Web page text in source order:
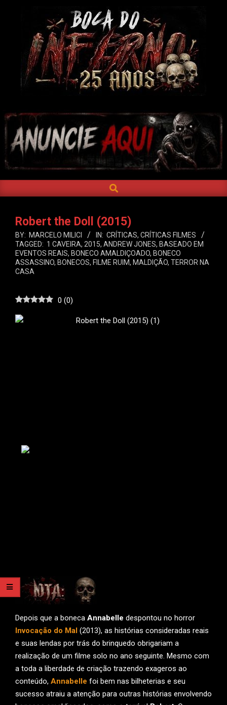
DO
INFERNO
Navigation
SEARCH
Robert the Doll (2015)
BY: MARCELO MILICI IN: CRÍTICAS, CRÍTICAS FILMES
TAGGED: 1 CAVEIRA, 2015, ANDREW JONES, BASEADO EM
EVENTOS REAIS, BONECO AMALDIÇOADO, BONECO
ASSASSINO, BONECOS, FILME RUIM, MALDIÇÃO, TERROR NA
CASA
0 (0)
Depois que a boneca Annabelle despontou no horror
Invocação do Mal (2013), as histórias consideradas reais
e suas lendas por trás do brinquedo obrigariam a
realização de um filme solo no ano seguinte. Mesmo com
a toda a liberdade de criação trazendo exageros ao
conteúdo, Annabelle foi bem nas bilheterias e seu
sucesso atraiu a atenção para outras histórias envolvendo